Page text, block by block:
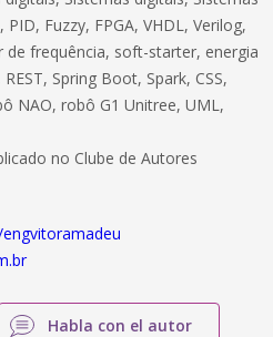
Fuzzy, FPGA, VHDL, Verilog,
de frequência, soft-starter, energia
Spring Boot, Spark, CSS,
NAO, robô G1 Unitree, UML,
no Clube de Autores
Habla con el autor